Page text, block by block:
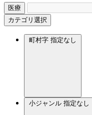
医療
カテゴリ選択
町村字 指定なし
小ジャンル 指定なし